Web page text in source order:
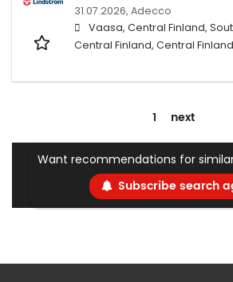
31.07.2026, Adecco
Vaasa, Central Finland,
Central Finland, Central Finland
1 next
Want recommendations for
Subscribe search